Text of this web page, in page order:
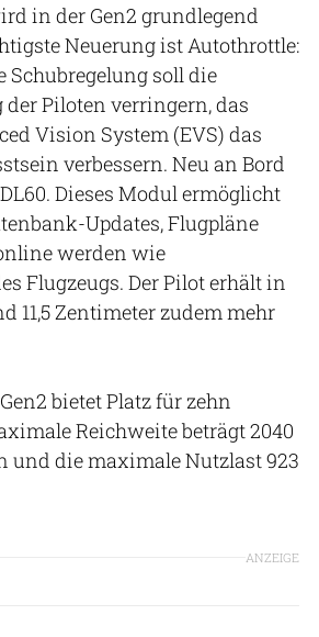
in der Gen2 grundlegend
Neuerung ist Autothrottle:
Schubregelung soll die
Piloten verringern, das
Vision System (EVS) das
verbessern. Neu an Bord
Dieses Modul ermöglicht
Updates, Flugpläne
werden wie
Flugzeugs. Der Pilot erhält in
11,5 Zentimeter zudem mehr
bietet Platz für zehn
Reichweite beträgt 2040
und die maximale Nutzlast 923
ANZEIGE